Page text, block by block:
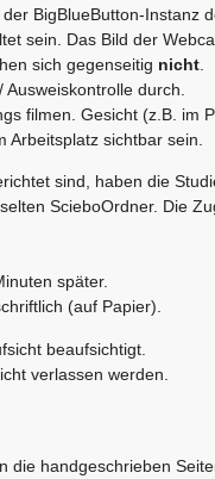
BigBlueButton-Instanz
sein. Das Bild der
sich gegenseitig nicht.
durch.
filmen. Gesicht (z.B. im
Arbeitsplatz sichtbar sein.
sind, haben die
ScieboOrdner. Die
später.
(auf Papier).
beaufsichtigt.
verlassen werden.
die handgeschrieben